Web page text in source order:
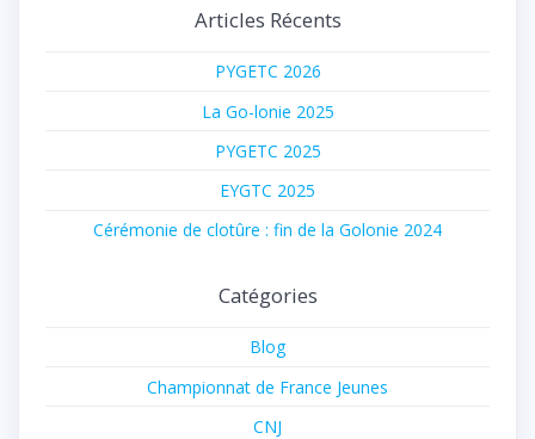
Articles Récents
PYGETC 2026
La Go-lonie 2025
PYGETC 2025
EYGTC 2025
Cérémonie de clotûre : fin de la Golonie 2024
Catégories
Blog
Championnat de France Jeunes
CNJ